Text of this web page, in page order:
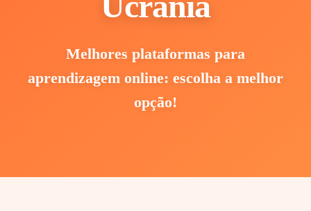
Melhores plataformas para
aprendizagem online: escolha a melhor
opção!